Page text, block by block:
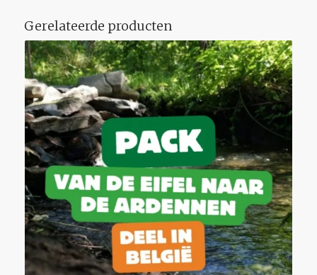
Gerelateerde producten